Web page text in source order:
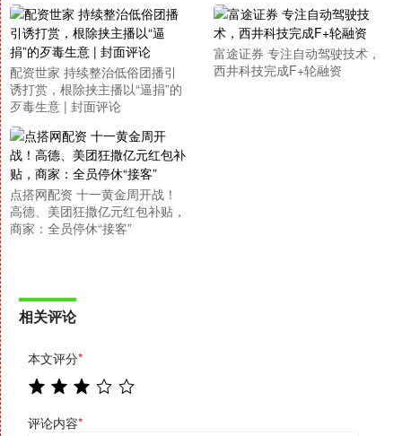
配资世家 持续整治低俗团播引
诱打赏，根除挟主播以“逼捐”的
歹毒生意 | 封面评论
富途证券 专注自动驾驶技术，
西井科技完成F+轮融资
点搭网配资 十一黄金周开战！
高德、美团狂撒亿元红包补贴，
商家：全员停休“接客”
相关评论
本文评分*
评论内容*